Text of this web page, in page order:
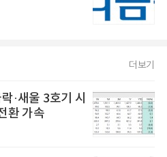
더보기
·새울 3호기 시
환 가속